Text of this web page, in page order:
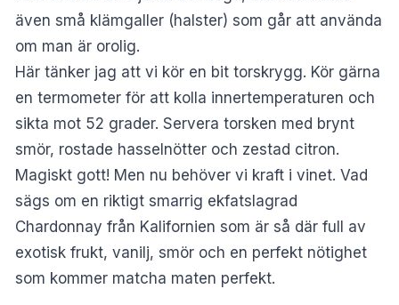
även små klämgaller (halster) som går att använda
om man är orolig.
Här tänker jag att vi kör en bit torskrygg. Kör gärna
en termometer för att kolla innertemperaturen och
sikta mot 52 grader. Servera torsken med brynt
smör, rostade hasselnötter och zestad citron.
Magiskt gott! Men nu behöver vi kraft i vinet. Vad
sägs om en riktigt smarrig ekfatslagrad
Chardonnay från Kalifornien som är så där full av
exotisk frukt, vanilj, smör och en perfekt nötighet
som kommer matcha maten perfekt.